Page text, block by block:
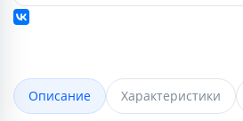
Описание Характеристики